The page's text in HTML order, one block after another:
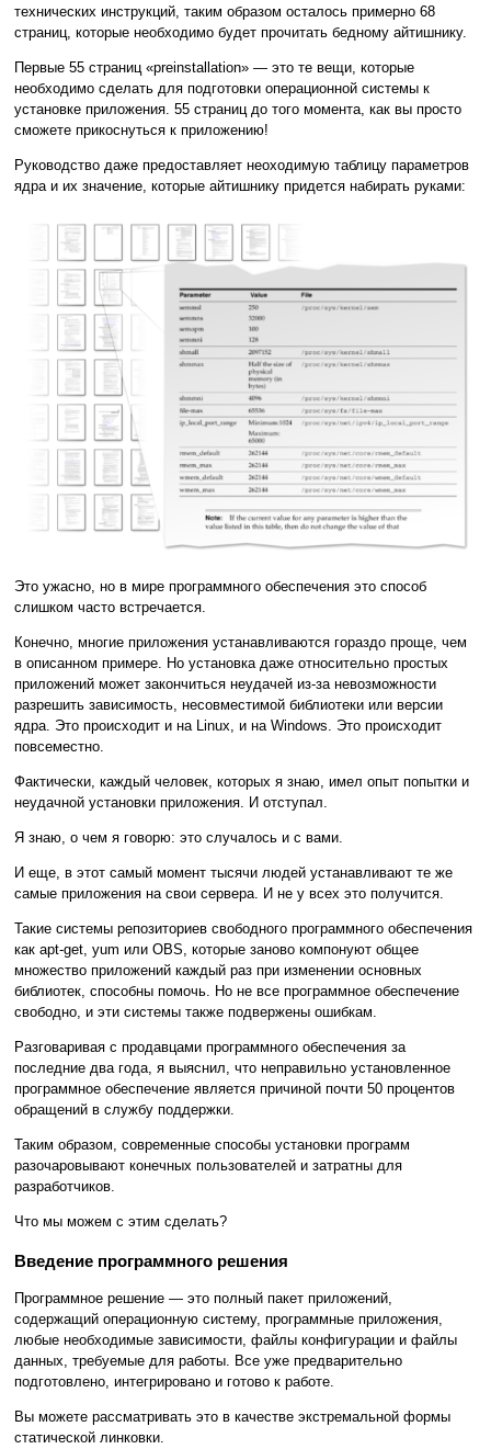
технических инструкций, таким образом осталось примерно 68
страниц, которые необходимо будет прочитать бедному айтишнику.
Первые 55 страниц «preinstallation» — это те вещи, которые
необходимо сделать для подготовки операционной системы к
установке приложения. 55 страниц до того момента, как вы просто
сможете прикоснуться к приложению!
Руководство даже предоставляет неоходимую таблицу параметров
ядра и их значение, которые айтишнику придется набирать руками:
Это ужасно, но в мире программного обеспечения это способ
слишком часто встречается.
Конечно, многие приложения устанавливаются гораздо проще, чем
в описанном примере. Но установка даже относительно простых
приложений может закончиться неудачей из-за невозможности
разрешить зависимость, несовместимой библиотеки или версии
ядра. Это происходит и на Linux, и на Windows. Это происходит
повсеместно.
Фактически, каждый человек, которых я знаю, имел опыт попытки и
неудачной установки приложения. И отступал.
Я знаю, о чем я говорю: это случалось и с вами.
И еще, в этот самый момент тысячи людей устанавливают те же
самые приложения на свои сервера. И не у всех это получится.
Такие системы репозиториев свободного программного обеспечения
как apt-get, yum или OBS, которые заново компонуют общее
множество приложений каждый раз при изменении основных
библиотек, способны помочь. Но не все программное обеспечение
свободно, и эти системы также подвержены ошибкам.
Разговаривая с продавцами программного обеспечения за
последние два года, я выяснил, что неправильно установленное
программное обеспечение является причиной почти 50 процентов
обращений в службу поддержки.
Таким образом, современные способы установки программ
разочаровывают конечных пользователей и затратны для
разработчиков.
Что мы можем с этим сделать?
Введение программного решения
Программное решение — это полный пакет приложений,
содержащий операционную систему, программные приложения,
любые необходимые зависимости, файлы конфигурации и файлы
данных, требуемые для работы. Все уже предварительно
подготовлено, интегрировано и готово к работе.
Вы можете рассматривать это в качестве экстремальной формы
статической линковки.